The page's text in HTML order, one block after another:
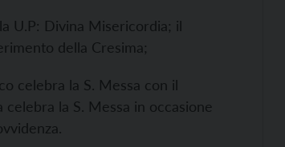
U.P: Divina Misericordia; il
della Cresima;
celebra la S. Messa con il
la S. Messa in occasione